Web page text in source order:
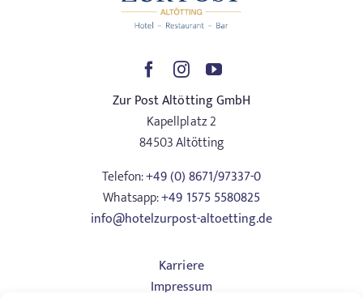
Zur Post Altötting GmbH
Kapellplatz 2
84503 Altötting
Telefon:+49 (0) 8671/97337-0
Whatsapp:+49 1575 5580825
info@hotelzurpost-altoetting.de
Karriere
Impressum